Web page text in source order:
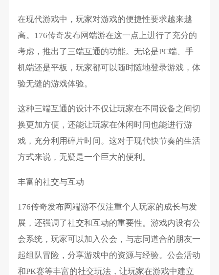
在现代游戏中，玩家对游戏的便捷性要求越来越
高。176传奇发布网端游在这一点上进行了充分的
考虑，推出了三端互通的功能。无论是PC端、手
机端还是平板，玩家都可以随时随地登录游戏，体
验无缝的游戏体验。
这种三端互通的设计不仅让玩家在不同设备之间切
换更加方便，还能让玩家在休闲时间也能进行游
戏，充分利用碎片时间。这对于现代快节奏的生活
方式来说，无疑是一个巨大的便利。
丰富的社交与互动
176传奇发布网端游不仅注重个人玩家的成长与发
展，还强调了社交和互动的重要性。游戏内设有公
会系统，玩家可以加入公会，与志同道合的朋友一
起组队冒险，分享游戏中的资源与经验。公会活动
和PK赛等丰富的社交玩法，让玩家在游戏中建立